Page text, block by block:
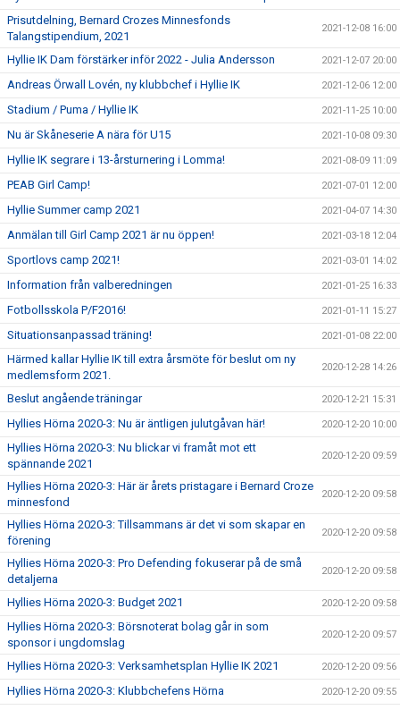
Prisutdelning, Bernard Crozes Minnesfonds
Talangstipendium, 2021
2021-12-08 16:00
Hyllie IK Dam förstärker inför 2022 - Julia Andersson 2021-12-07 20:00
Andreas Örwall Lovén, ny klubbchef i Hyllie IK 2021-12-06 12:00
Stadium / Puma / Hyllie IK 2021-11-25 10:00
Nu är Skåneserie A nära för U15 2021-10-08 09:30
Hyllie IK segrare i 13-årsturnering i Lomma! 2021-08-09 11:09
PEAB Girl Camp! 2021-07-01 12:00
Hyllie Summer camp 2021 2021-04-07 14:30
Anmälan till Girl Camp 2021 är nu öppen! 2021-03-18 12:04
Sportlovs camp 2021! 2021-03-01 14:02
Information från valberedningen 2021-01-25 16:33
Fotbollsskola P/F2016! 2021-01-11 15:27
Situationsanpassad träning! 2021-01-08 22:00
Härmed kallar Hyllie IK till extra årsmöte för beslut om ny
medlemsform 2021.
2020-12-28 14:26
Beslut angående träningar 2020-12-21 15:31
Hyllies Hörna 2020-3: Nu är äntligen julutgåvan här! 2020-12-20 10:00
Hyllies Hörna 2020-3: Nu blickar vi framåt mot ett
spännande 2021
2020-12-20 09:59
Hyllies Hörna 2020-3: Här är årets pristagare i Bernard Croze
minnesfond
2020-12-20 09:58
Hyllies Hörna 2020-3: Tillsammans är det vi som skapar en
förening
2020-12-20 09:58
Hyllies Hörna 2020-3: Pro Defending fokuserar på de små
detaljerna
2020-12-20 09:58
Hyllies Hörna 2020-3: Budget 2021 2020-12-20 09:58
Hyllies Hörna 2020-3: Börsnoterat bolag går in som
sponsor i ungdomslag
2020-12-20 09:57
Hyllies Hörna 2020-3: Verksamhetsplan Hyllie IK 2021 2020-12-20 09:56
Hyllies Hörna 2020-3: Klubbchefens Hörna 2020-12-20 09:55